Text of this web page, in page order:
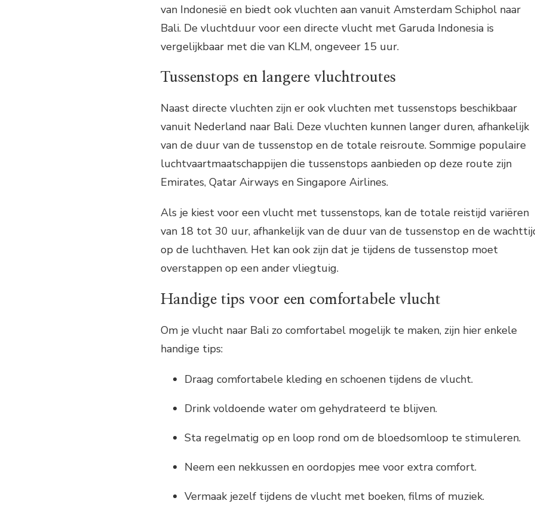
van Indonesië en biedt ook vluchten aan vanuit Amsterdam Schiphol naar
Bali. De vluchtduur voor een directe vlucht met Garuda Indonesia is
vergelijkbaar met die van KLM, ongeveer 15 uur.
Tussenstops en langere vluchtroutes
Naast directe vluchten zijn er ook vluchten met tussenstops beschikbaar
vanuit Nederland naar Bali. Deze vluchten kunnen langer duren, afhankelijk
van de duur van de tussenstop en de totale reisroute. Sommige populaire
luchtvaartmaatschappijen die tussenstops aanbieden op deze route zijn
Emirates, Qatar Airways en Singapore Airlines.
Als je kiest voor een vlucht met tussenstops, kan de totale reistijd variëren
van 18 tot 30 uur, afhankelijk van de duur van de tussenstop en de
op de luchthaven. Het kan ook zijn dat je tijdens de tussenstop moet
overstappen op een ander vliegtuig.
Handige tips voor een comfortabele vlucht
Om je vlucht naar Bali zo comfortabel mogelijk te maken, zijn hier enkele
handige tips:
Draag comfortabele kleding en schoenen tijdens de vlucht.
Drink voldoende water om gehydrateerd te blijven.
Sta regelmatig op en loop rond om de bloedsomloop te stimuleren.
Neem een nekkussen en oordopjes mee voor extra comfort.
Vermaak jezelf tijdens de vlucht met boeken, films of muziek.